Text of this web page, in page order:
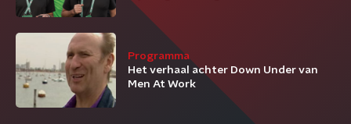
Programma
Het verhaal achter Down Under van
Men At Work